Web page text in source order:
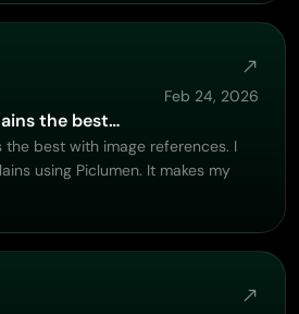
Feb 24, 2026
the best…
the best with image references. I
using Piclumen. It makes my